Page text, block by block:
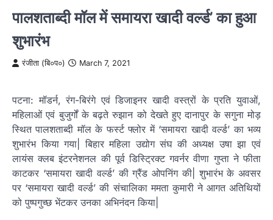
पालशताब्दी मॉल में समायरा खादी वर्ल्ड’ का हुआ
शुभारंभ
रंजीता (बि०प०) March 7, 2021
पटना: मॉडर्न, रंग-बिरंगे एवं डिजाइनर खादी वस्त्रों के प्रति युवाओं,
महिलाओं एवं बुजुर्गों के बढ़ते रुझान को देखते हुए दानापुर के सगुना मोड़
स्थित पालशताब्दी मॉल के फर्स्ट फ्लोर में ‘समायरा खादी वर्ल्ड’ का भव्य
शुभारंभ किया गया| बिहार महिला उद्योग संघ की अध्यक्ष उषा झा एवं
लायंस क्लब इंटरनेशनल की पूर्व डिस्ट्रिक्ट गवर्नर वीणा गुप्ता ने फीता
काटकर ‘समायरा खादी वर्ल्ड’ की ग्रैंड ओपनिंग की| शुभारंभ के अवसर
पर ‘समायरा खादी वर्ल्ड’ की संचालिका ममता कुमारी ने आगत अतिथियों
को पुष्पगुच्छ भेंटकर उनका अभिनंदन किया|